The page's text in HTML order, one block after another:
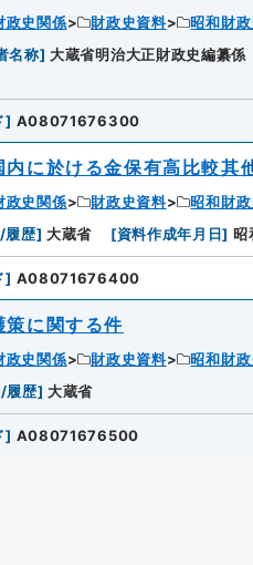
政史関係 財政史資料 昭和財
名称] 大蔵省明治大正財政史編纂係
] A08071676300
内に於ける金保有高比較其
政史関係 財政史資料 昭和財
履歴] 大蔵省 [資料作成年月日] 昭
] A08071676400
策に関する件
政史関係 財政史資料 昭和財
履歴] 大蔵省
] A08071676500